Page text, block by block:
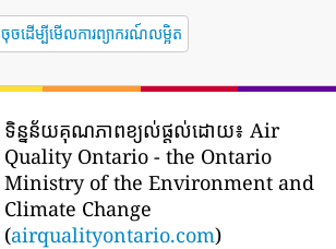
ចុចដើម្បីមើលការព្យាករណ៍លម្អិត
ទិន្នន័យគុណភាពខ្យល់ផ្តល់ដោយ៖ Air
Quality Ontario - the Ontario
Ministry of the Environment and
Climate Change
(airqualityontario.com)